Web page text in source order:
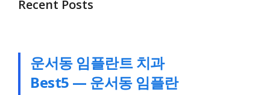
Recent Posts
운서동 임플란트 치과
Best5 — 운서동 임플란